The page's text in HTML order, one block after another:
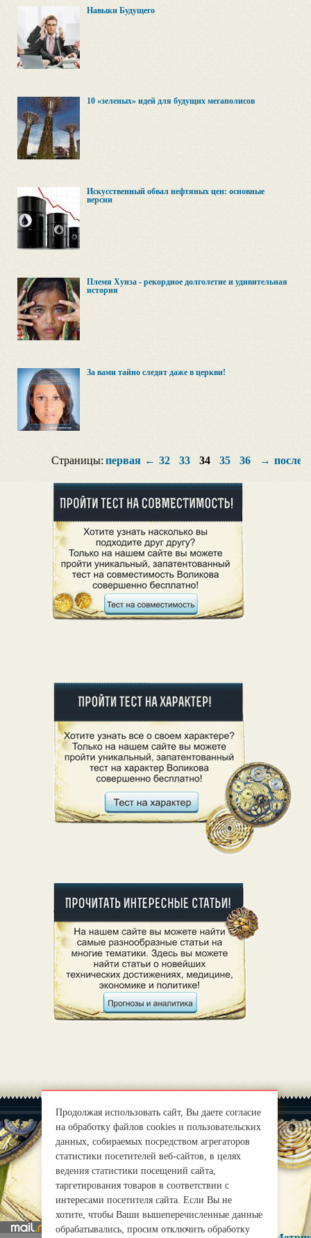
Навыки Будущего
10 «зеленых» идей для будущих мегаполисов
Искусственный обвал нефтяных цен: основные
версии
Племя Хунза - рекордное долголетие и удивительная
история
За вами тайно следят даже в церкви!
Страницы: первая ← 32 33 34 35 36 →
О нас |
mirprognoz@mail.ru
Продолжая использовать сайт, Вы даете согласие
на обработку файлов cookies и пользовательских
данных, собираемых посредством агрегаторов
статистики посетителей веб-сайтов, в целях
ведения статистики посещений сайта,
таргетирования товаров в соответствии с
интересами посетителя сайта. Если Вы не
хотите, чтобы Ваши вышеперечисленные данные
обрабатывались, просим отключить обработку